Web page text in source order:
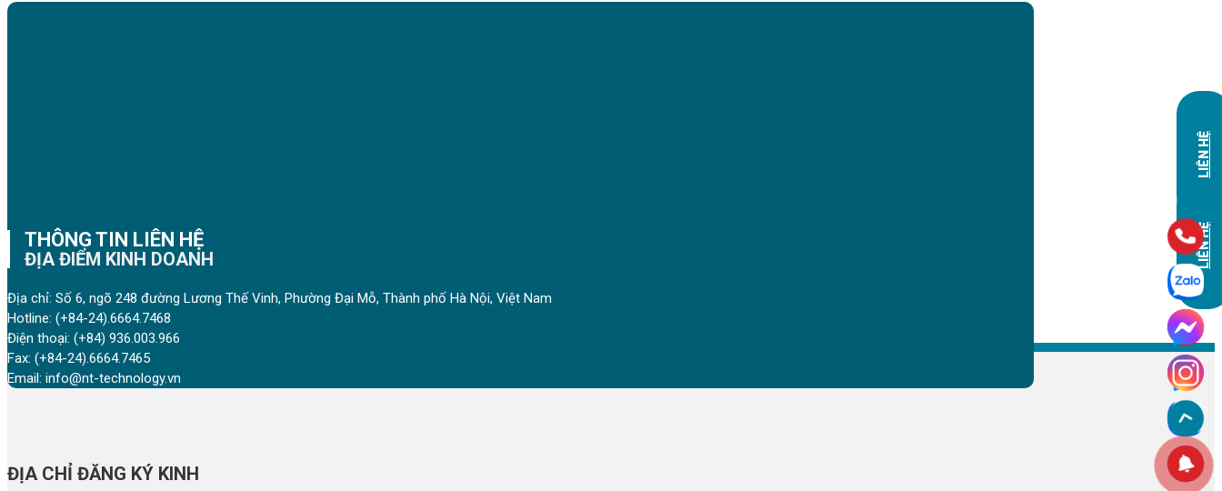
THÔNG TIN LIÊN HỆ
ĐỊA ĐIỂM KINH DOANH
Địa chỉ: Số 6, ngõ 248 đường Lương Thế Vinh, Phường Đại Mỗ, Thành phố Hà Nội, Việt Nam
Hotline: (+84-24).6664.7468
Điện thoại: (+84) 936.003.966
Fax: (+84-24).6664.7465
Email: info@nt-technology.vn
ĐỊA CHỈ ĐĂNG KÝ KINH
LIÊN HỆ
LIÊN HỆ